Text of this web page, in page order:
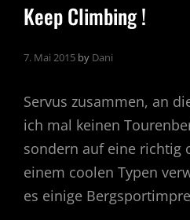
–
Keep Climbing !
7. Mai 2015 by Dani
Servus zusammen, an
ich mal keinen
sondern auf eine richtig
einem coolen Typen
es einige